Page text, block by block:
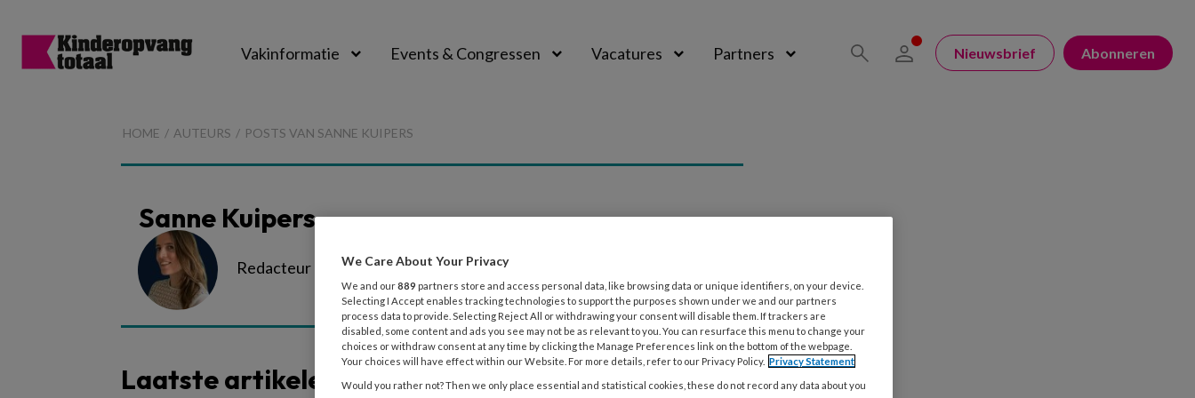
Vakinformatie Events & Congressen Vacatures Partners Nieuwsbrief Abonneren
HOME AUTEURS POSTS VAN SANNE KUIPERS
Sanne Kuipers
Redacteur KinderopvangTotaal
Laatste artikelen van deze auteur
We Care About Your Privacy
We and our889 partners store and access personal data, like browsing data or unique identifiers, on your device.
Selecting I Accept enables tracking technologies to support the purposes shown under we and our partners
process data to provide. Selecting Reject All or withdrawing your consent will disable them. If trackers are
disabled, some content and ads you see may not be as relevant to you. You can resurface this menu to change your
choices or withdraw consent at any time by clicking the Manage Preferences link on the bottom of the webpage.
Your choices will have effect within our Website. For more details, refer to our Privacy Policy. Privacy Statement
Would you rather not? Then we only place essential and statistical cookies, these do not record any data about you